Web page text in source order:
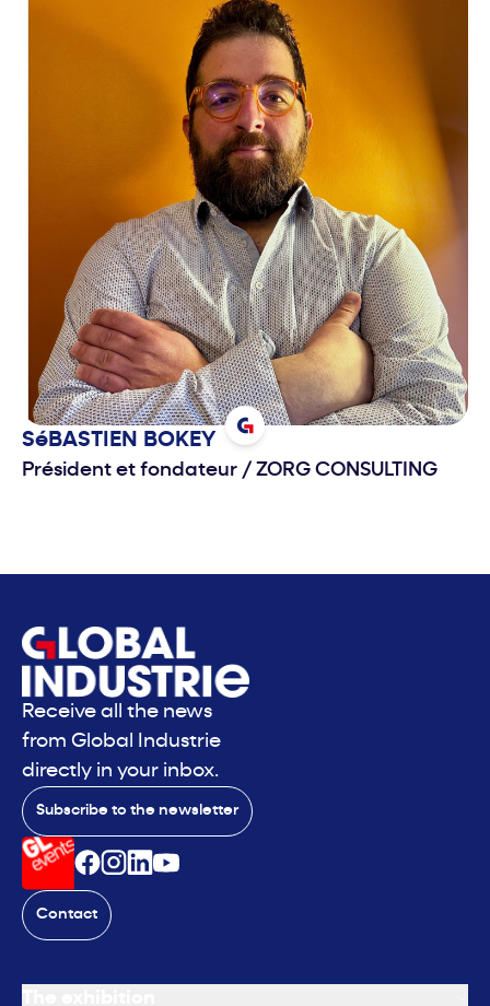
SéBASTIEN BOKEY
Président et fondateur / ZORG CONSULTING
Receive all the news
from Global Industrie
directly in your inbox.
Subscribe to the newsletter
Contact